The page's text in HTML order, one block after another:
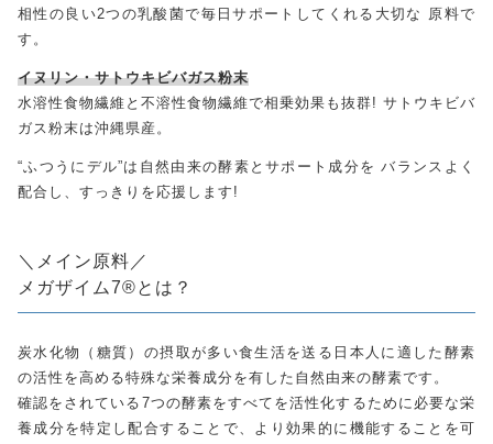
相性の良い2つの乳酸菌で毎日サポートしてくれる大切な 原料で
す。
イヌリン・サトウキビバガス粉末
水溶性食物繊維と不溶性食物繊維で相乗効果も抜群! サトウキビバ
ガス粉末は沖縄県産。
“ふつうにデル”は自然由来の酵素とサポート成分を バランスよく
配合し、すっきりを応援します!
＼メイン原料／
メガザイム7®とは？
炭水化物（糖質）の摂取が多い食生活を送る日本人に適した酵素
の活性を高める特殊な栄養成分を有した自然由来の酵素です。
確認をされている7つの酵素をすべてを活性化するために必要な栄
養成分を特定し配合することで、より効果的に機能することを可